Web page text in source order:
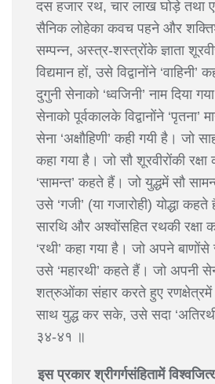
दस हजार रथ, चार लाख घोड़े तथा
सैनिक लोहेका कवच पहने और
सम्पन्न, अस्त्र-शस्त्रोंके ज्ञाता
विद्यमान हों, उसे विद्वानोंने ‘वाहिनी’
दुगुनी सेनाको ‘ध्वजिनी’ नाम दिया
सेनाको पूर्वकालके विद्वानोंने ‘पृतना’
सेना ‘अक्षौहिणी’ कही गयी है। जो
कहा गया है। जो सौ शूरवीरोंकी
‘सामन्त’ कहते हैं। जो युद्धमें सौ
उसे ‘गजी’ (या गजारोही) योद्धा
सारथि और अश्वोंसहित रथकी रक्षा
‘रथी’ कहा गया है। जो अपने बाणोंसे
उसे ‘महारथी’ कहते हैं। जो अपनी
शत्रुओंका संहार करते हुए रणक्षेत्रमें
साथ युद्ध कर सके, उसे सदा
३४-४१ ॥
इस प्रकार श्रीगर्गसंहितामें